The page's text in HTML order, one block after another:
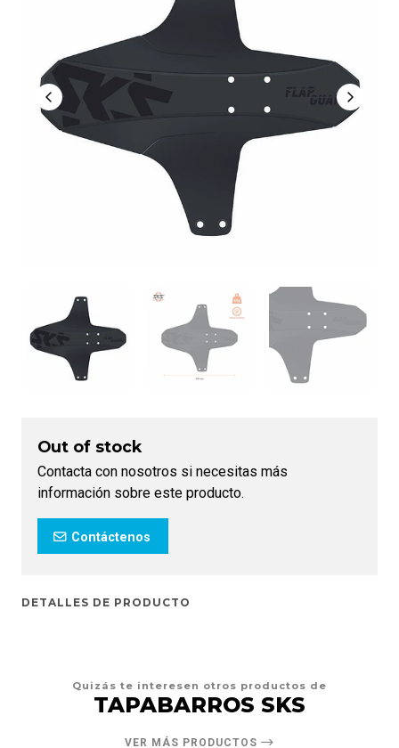
Out of stock
Contacta con nosotros si necesitas más
información sobre este producto.
Contáctenos
DETALLES DE PRODUCTO
Quizás te interesen otros productos de
TAPABARROS SKS
VER MÁS PRODUCTOS